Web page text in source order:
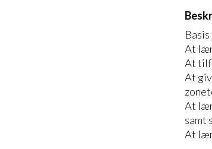
At
At
At
At
samt
At